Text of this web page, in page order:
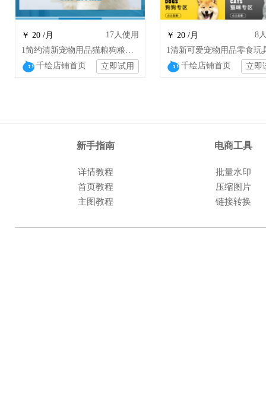
￥ 20 /月 17人使用
1简约清新宠物用品猫粮狗粮畜牧养殖店铺模板
千绘店铺首页
立即试用
￥ 20 /月 8
千绘店铺首页 立即
新手指南 电商工具
详情教程
批量水印
首页教程
压缩图片
主图教程
链接转换